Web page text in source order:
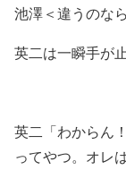
池澤＜違うのな
英二は一瞬手が
英二「わからん
ってやつ。オレ